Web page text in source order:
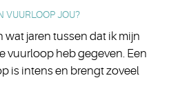
VUURLOOP JOU?
wat jaren tussen dat ik mijn
vuurloop heb gegeven. Een
is intens en brengt zoveel